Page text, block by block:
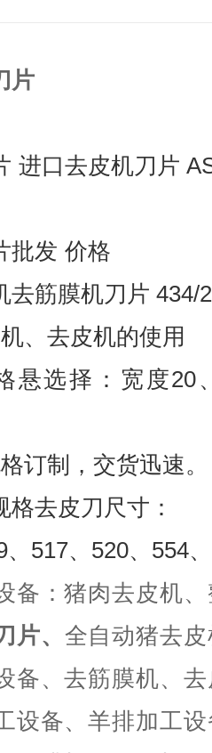
片
进口去皮机刀片
批发 价格
去筋膜机刀片 434/
、去皮机的使用
悬选择：宽度20
订制，交货迅速。
去皮刀尺寸：
、 517、 520、 554、
备：猪肉去皮机
片、 全自动猪去
备、去筋膜机、
设备、羊排加工